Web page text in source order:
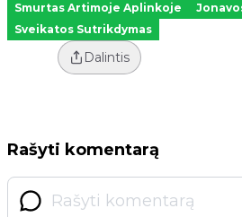
Smurtas Artimoje Aplinkoje
Sveikatos Sutrikdymas
Dalintis
Rašyti komentarą